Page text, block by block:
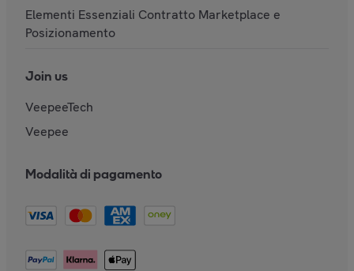
Elementi Essenziali Contratto Marketplace e
Posizionamento
Join us
VeepeeTech
Veepee
Modalità di pagamento